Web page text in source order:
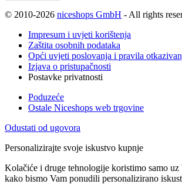
© 2010-2026 niceshops GmbH - All rights
Impresum i uvjeti korištenja
Zaštita osobnih podataka
Opći uvjeti poslovanja i pravila
Izjava o pristupačnosti
Postavke privatnosti
Poduzeće
Ostale Niceshops web trgovine
Odustati od ugovora
Personalizirajte svoje iskustvo kupnje
Kolačiće i druge tehnologije koristimo samo uz
kako bismo Vam ponudili personalizirano